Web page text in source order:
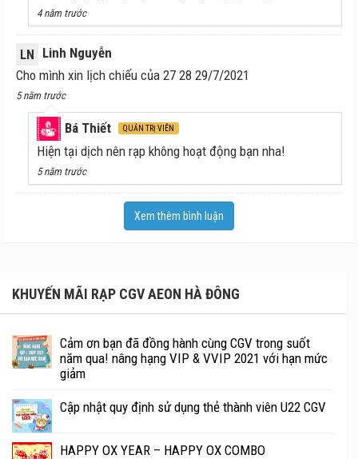
4 năm trước
LN
Linh Nguyễn
Cho mình xin lịch chiếu của 27 28 29/7/2021
5 năm trước
Bá Thiết QUẢN TRỊ VIÊN
Hiện tại dịch nên rạp không hoạt động bạn nha!
5 năm trước
Xem thêm bình luận
KHUYẾN MÃI RẠP CGV AEON HÀ ĐÔNG
Cảm ơn bạn đã đồng hành cùng CGV trong suốt
năm qua! nâng hạng VIP & VVIP 2021 với hạn mức
giảm
Cập nhật quy định sử dụng thẻ thành viên U22 CGV
HAPPY OX YEAR – HAPPY OX COMBO